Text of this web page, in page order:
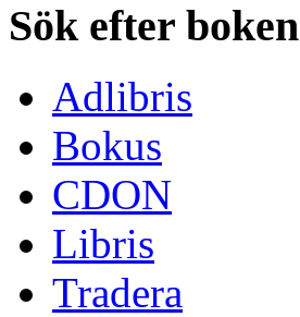
Sök efter boken
Adlibris
Bokus
CDON
Libris
Tradera